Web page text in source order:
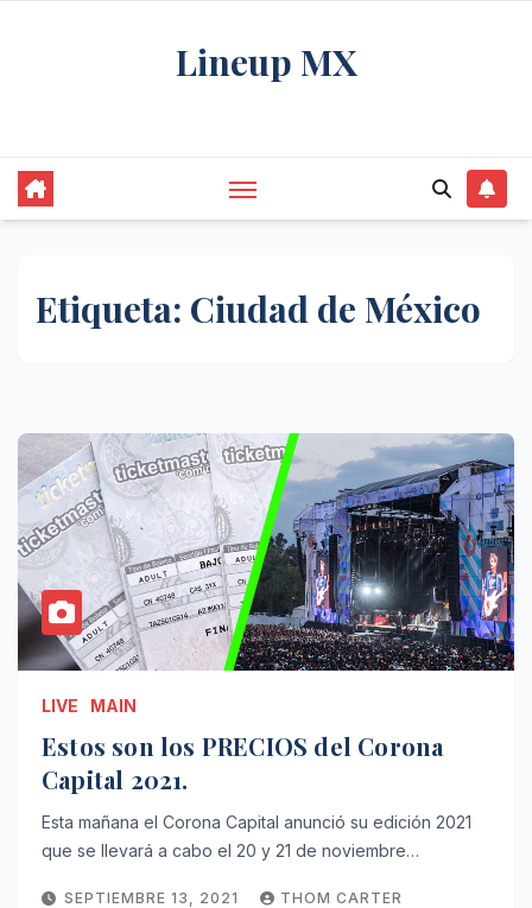
Lineup MX
Etiqueta: Ciudad de México
LIVE MAIN
Estos son los PRECIOS del Corona
Capital 2021.
Esta mañana el Corona Capital anunció su edición 2021
que se llevará a cabo el 20 y 21 de noviembre…
SEPTIEMBRE 13, 2021 THOM CARTER